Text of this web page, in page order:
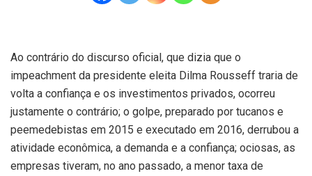
Ao contrário do discurso oficial, que dizia que o
impeachment da presidente eleita Dilma Rousseff traria de
volta a confiança e os investimentos privados, ocorreu
justamente o contrário; o golpe, preparado por tucanos e
peemedebistas em 2015 e executado em 2016, derrubou a
atividade econômica, a demanda e a confiança; ociosas, as
empresas tiveram, no ano passado, a menor taxa de